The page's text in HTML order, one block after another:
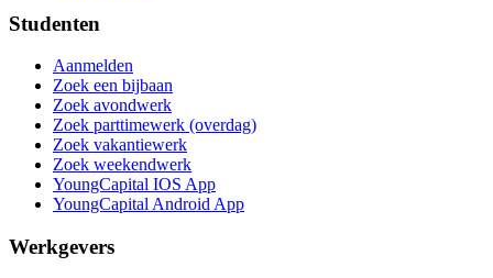
Studenten
Aanmelden
Zoek een bijbaan
Zoek avondwerk
Zoek parttimewerk (overdag)
Zoek vakantiewerk
Zoek weekendwerk
YoungCapital IOS App
YoungCapital Android App
Werkgevers